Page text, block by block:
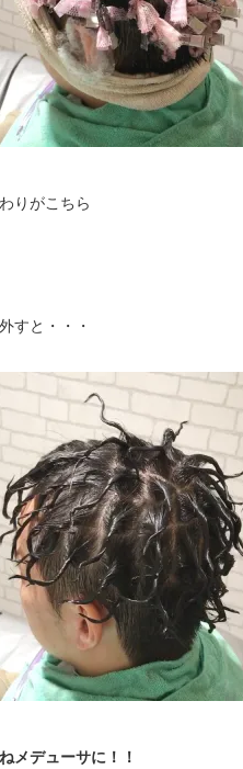
りがこちら
すと・・・
メデューサに！！